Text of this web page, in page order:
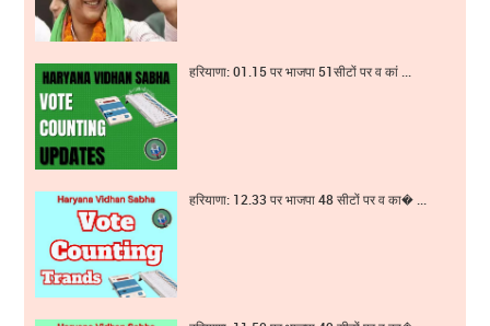
हरियाणा: 01.15 पर भाजपा 51सीटों पर व कां ...
हरियाणा: 12.33 पर भाजपा 48 सीटों पर व का� ...